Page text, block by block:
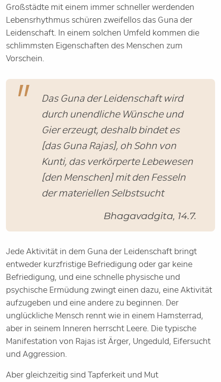
Großstädte mit einem immer schneller werdenden
Lebensrhythmus schüren zweifellos das Guna der
Leidenschaft. In einem solchen Umfeld kommen die
schlimmsten Eigenschaften des Menschen zum
Vorschein.
Das Guna der Leidenschaft wird
durch unendliche Wünsche und
Gier erzeugt, deshalb bindet es
[das Guna Rajas], oh Sohn von
Kunti, das verkörperte Lebewesen
[den Menschen] mit den Fesseln
der materiellen Selbstsucht
Bhagavadgita, 14.7.
Jede Aktivität in dem Guna der Leidenschaft bringt
entweder kurzfristige Befriedigung oder gar keine
Befriedigung, und eine schnelle physische und
psychische Ermüdung zwingt einen dazu, eine Aktivität
aufzugeben und eine andere zu beginnen. Der
unglückliche Mensch rennt wie in einem Hamsterrad,
aber in seinem Inneren herrscht Leere. Die typische
Manifestation von Rajas ist Ärger, Ungeduld, Eifersucht
und Aggression.
Aber gleichzeitig sind Tapferkeit und Mut